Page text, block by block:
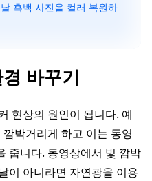
흑백 사진을 컬러 복원하
바꾸기
현상의 원인이 됩니다. 예
박거리게 하고 이는 동영
줍니다. 동영상에서 빛 깜박
이 아니라면 자연광을 이용